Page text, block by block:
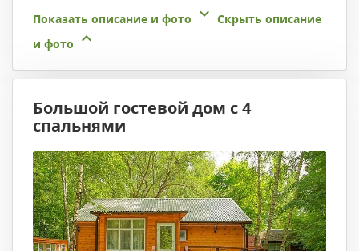
Показать описание и фото
Скрыть описание
и фото
Большой гостевой дом с 4
спальнями